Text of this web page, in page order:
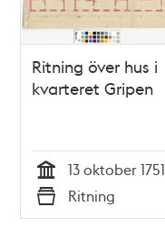
Ritning över hus i
kvarteret Gripen
Tid
13 oktober 1751
Typ
Ritning